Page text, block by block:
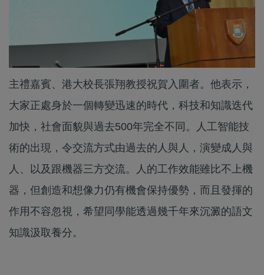
主禮嘉賓、港大校長張翔教授祝賀入圍者。他表示，
大家正處身於一個轉變迅速的時代，科技和知識迭代
加快，社會面貌與過去500年完全不同。人工智能技
術的出現，令交流方式由過去的人與人，演變成人與
人、以及跟機器三方交流。人的工作效能雖比不上機
器，但創造和想像力仍有機會保持優勢，而且發揮的
作用不容忽視，希望同學能透過幾千年來沉澱的語文
知識汲取養分。